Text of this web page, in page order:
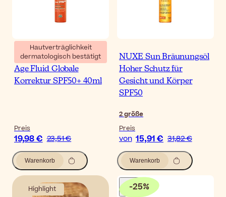
Hautverträglichkeit
dermatologisch bestätigt
SVR Sun Secure Photo-
Age Fluid Globale
Korrektur SPF50+ 40ml
Preis
19,98 € 23,51 €
Warenkorb
NUXE Sun Bräunungsöl
Hoher Schutz für
Gesicht und Körper
SPF50
2größe
Preis
von 15,91 € 31,82 €
Warenkorb
Highlight -25%